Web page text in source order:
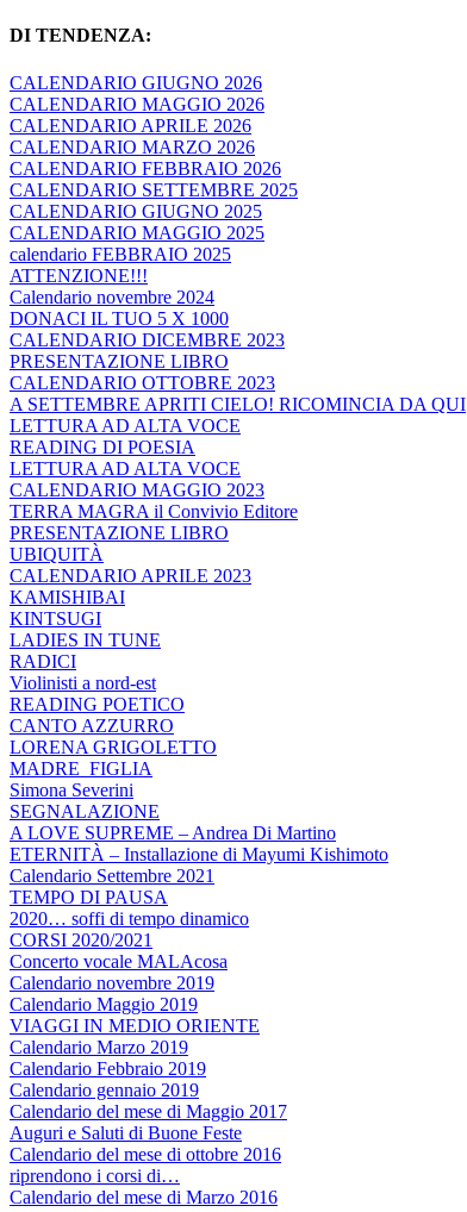
DI TENDENZA:
CALENDARIO GIUGNO 2026
CALENDARIO MAGGIO 2026
CALENDARIO APRILE 2026
CALENDARIO MARZO 2026
CALENDARIO FEBBRAIO 2026
CALENDARIO SETTEMBRE 2025
CALENDARIO GIUGNO 2025
CALENDARIO MAGGIO 2025
calendario FEBBRAIO 2025
ATTENZIONE!!!
Calendario novembre 2024
DONACI IL TUO 5 X 1000
CALENDARIO DICEMBRE 2023
PRESENTAZIONE LIBRO
CALENDARIO OTTOBRE 2023
A SETTEMBRE APRITI CIELO! RICOMINCIA DA QUI
LETTURA AD ALTA VOCE
READING DI POESIA
LETTURA AD ALTA VOCE
CALENDARIO MAGGIO 2023
TERRA MAGRA il Convivio Editore
PRESENTAZIONE LIBRO
UBIQUITÀ
CALENDARIO APRILE 2023
KAMISHIBAI
KINTSUGI
LADIES IN TUNE
RADICI
Violinisti a nord-est
READING POETICO
CANTO AZZURRO
LORENA GRIGOLETTO
MADRE_FIGLIA
Simona Severini
SEGNALAZIONE
A LOVE SUPREME – Andrea Di Martino
ETERNITÀ – Installazione di Mayumi Kishimoto
Calendario Settembre 2021
TEMPO DI PAUSA
2020… soffi di tempo dinamico
CORSI 2020/2021
Concerto vocale MALAcosa
Calendario novembre 2019
Calendario Maggio 2019
VIAGGI IN MEDIO ORIENTE
Calendario Marzo 2019
Calendario Febbraio 2019
Calendario gennaio 2019
Calendario del mese di Maggio 2017
Auguri e Saluti di Buone Feste
Calendario del mese di ottobre 2016
riprendono i corsi di…
Calendario del mese di Marzo 2016